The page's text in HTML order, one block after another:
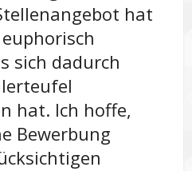
hat
sich dadurch
hat. Ich hoffe,
Bewerbung